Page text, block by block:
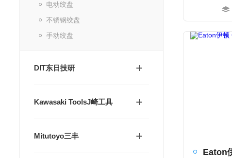
电动绞盘
不锈钢绞盘
手动绞盘
DIT东日技研
Kawasaki ToolsJ崎工具
Mitutoyo三丰